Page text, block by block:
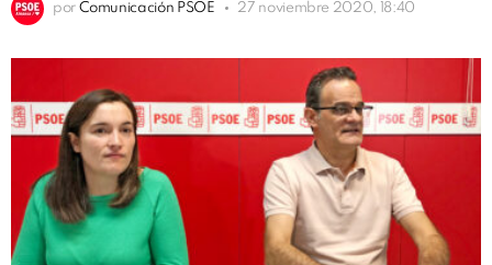
por Comunicación PSOE 27 noviembre 2020, 18:40